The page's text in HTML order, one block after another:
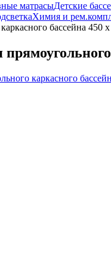
матрасыДетские
Химия и
бассейна 450